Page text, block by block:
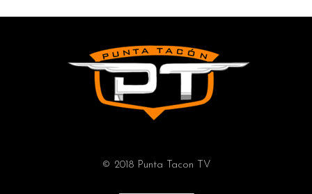
© 2018 Punta Tacon TV